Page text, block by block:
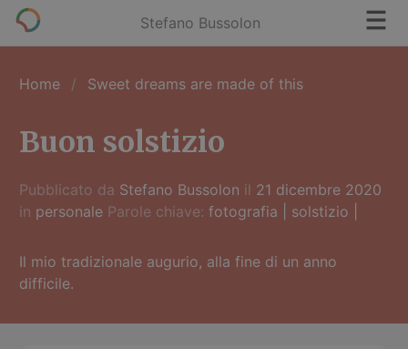
Stefano Bussolon
Home Sweet dreams are made of this
Buon solstizio
Pubblicato da Stefano Bussolon il 21 dicembre 2020
in personale Parole chiave: fotografia solstizio
Il mio tradizionale augurio, alla fine di un anno
difficile.